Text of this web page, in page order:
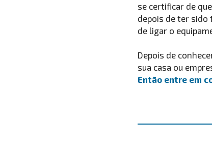
se certificar de
depois de ter sido
de ligar o
Depois de
sua casa ou
Então entre em